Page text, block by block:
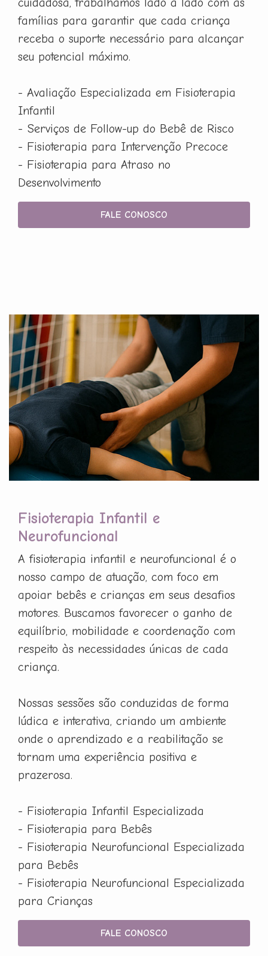
famílias para garantir que cada criança
receba o suporte necessário para alcançar
seu potencial máximo.
- Avaliação Especializada em Fisioterapia
Infantil
- Serviços de Follow-up do Bebê de Risco
- Fisioterapia para Intervenção Precoce
- Fisioterapia para Atraso no
Desenvolvimento
FALE CONOSCO
Fisioterapia Infantil e
Neurofuncional
A fisioterapia infantil e neurofuncional é o
nosso campo de atuação, com foco em
apoiar bebês e crianças em seus desafios
motores. Buscamos favorecer o ganho de
equilíbrio, mobilidade e coordenação com
respeito às necessidades únicas de cada
criança.
Nossas sessões são conduzidas de forma
lúdica e interativa, criando um ambiente
onde o aprendizado e a reabilitação se
tornam uma experiência positiva e
prazerosa.
- Fisioterapia Infantil Especializada
- Fisioterapia para Bebês
- Fisioterapia Neurofuncional Especializada
para Bebês
- Fisioterapia Neurofuncional Especializada
para Crianças
FALE CONOSCO